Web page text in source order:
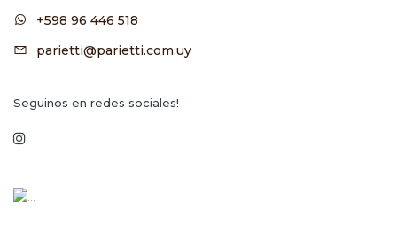
+598 96 446 518
parietti@parietti.com.uy
Seguinos en redes sociales!